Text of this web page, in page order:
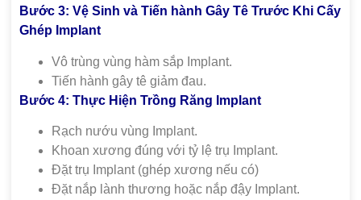
Bước 3: Vệ Sinh và Tiến hành Gây Tê Trước Khi Cấy
Ghép Implant
Vô trùng vùng hàm sắp Implant.
Tiến hành gây tê giảm đau.
Bước 4: Thực Hiện Trồng Răng Implant
Rạch nướu vùng Implant.
Khoan xương đúng với tỷ lệ trụ Implant.
Đặt trụ Implant (ghép xương nếu có)
Đặt nắp lành thương hoặc nắp đậy Implant.